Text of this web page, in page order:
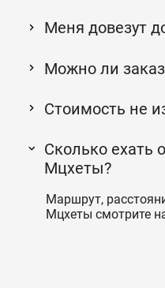
Меня довезут
Можно ли
Стоимость не
Сколько ехать
Мцхеты?
Маршрут,
Мцхеты смотрите